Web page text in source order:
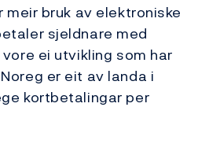
bruk av elektroniske
sjeldnare med
ei utvikling som har
er eit av landa i
kortbetalingar per